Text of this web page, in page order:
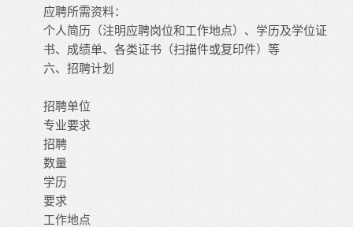
应聘所需资料：
个人简历（注明应聘岗位和工作地点）、学历及学位证
书、成绩单、各类证书（扫描件或复印件）等
六、招聘计划
招聘单位
专业要求
招聘
数量
学历
要求
工作地点